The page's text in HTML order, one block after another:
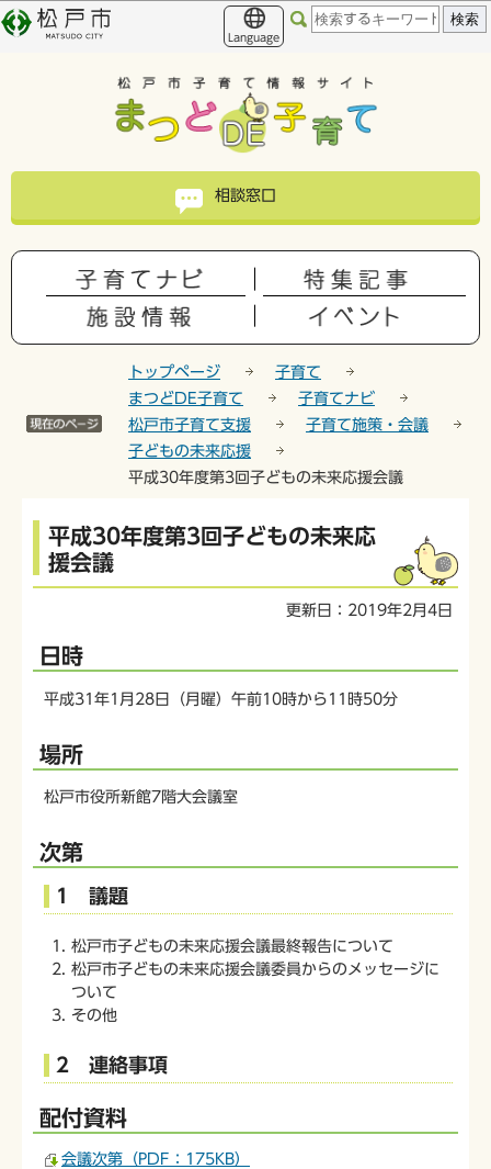
こ
の
す
このページの本文へ移動
Language
相談窓口
トップページ
子育て
まつどDE子育て
子育てナビ
松戸市子育て支援
子育て施策・会議
子どもの未来応援
平成30年度第3回子どもの未来応援会議
本
こ
平成30年度第3回子どもの未来応
援会議
更新日：2019年2月4日
日時
平成31年1月28日（月曜）午前10時から11時50分
場所
松戸市役所新館7階大会議室
次第
1 議題
松戸市子どもの未来応援会議最終報告について
松戸市子どもの未来応援会議委員からのメッセージに
ついて
その他
2 連絡事項
配付資料
会議次第（PDF：175KB）